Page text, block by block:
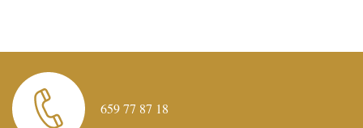
659 77 87 18